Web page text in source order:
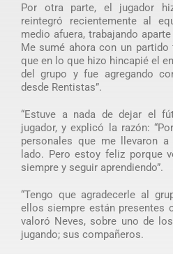
Por otra parte, el jugador
reintegró recientemente al
medio afuera, trabajando
Me sumé ahora con un
que en lo que hizo hincapié el
del grupo y fue agregando
desde Rentistas”.
“Estuve a nada de dejar el
jugador, y explicó la razón:
personales que me llevaron
lado. Pero estoy feliz porque
siempre y seguir aprendiendo”.
“Tengo que agradecerle al
ellos siempre están presentes
valoró Neves, sobre uno de
jugando; sus compañeros.